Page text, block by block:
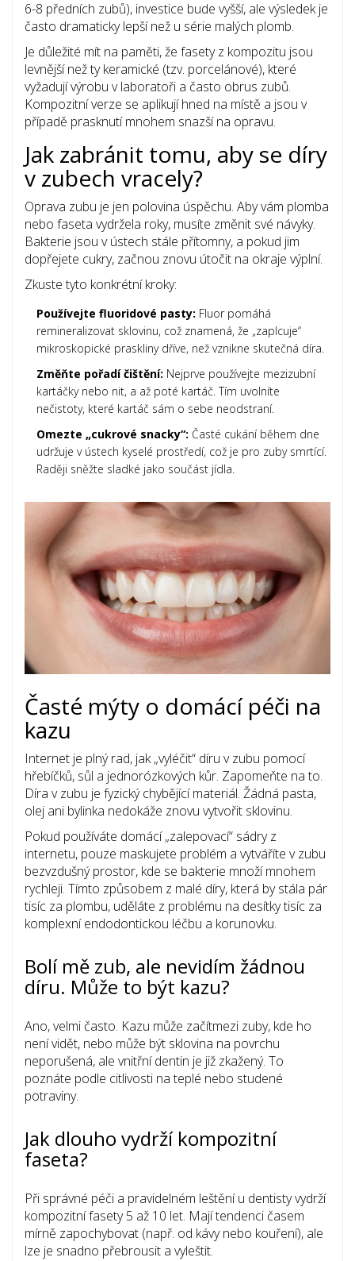
6-8 předních zubů), investice bude vyšší, ale výsledek je
často dramaticky lepší než u série malých plomb.
Je důležité mít na paměti, že fasety z kompozitu jsou
levnější než ty keramické (tzv. porcelánové), které
vyžadují výrobu v laboratoři a často obrus zubů.
Kompozitní verze se aplikují hned na místě a jsou v
případě prasknutí mnohem snazší na opravu.
Jak zabránit tomu, aby se díry
v zubech vracely?
Oprava zubu je jen polovina úspěchu. Aby vám plomba
nebo faseta vydržela roky, musíte změnit své návyky.
Bakterie jsou v ústech stále přítomny, a pokud jim
dopřejete cukry, začnou znovu útočit na okraje výplní.
Zkuste tyto konkrétní kroky:
Používejte fluoridové pasty: Fluor pomáhá
remineralizovat sklovinu, což znamená, že „zaplcuje“
mikroskopické praskliny dříve, než vznikne skutečná díra.
Změňte pořadí čištění: Nejprve používejte mezizubní
kartáčky nebo nit, a až poté kartáč. Tím uvolníte
nečistoty, které kartáč sám o sebe neodstraní.
Omezte „cukrové snacky“: Časté cukání během dne
udržuje v ústech kyselé prostředí, což je pro zuby smrtící.
Raději sněžte sladké jako součást jídla.
Časté mýty o domácí péči na
kazu
Internet je plný rad, jak „vyléčit“ díru v zubu pomocí
hřebíčků, sůl a jednorózkových kůr. Zapomeňte na to.
Díra v zubu je fyzický chybějící materiál. Žádná pasta,
olej ani bylinka nedokáže znovu vytvořit sklovinu.
Pokud používáte domácí „zalepovací“ sádry z
internetu, pouze maskujete problém a vytváříte v zubu
bezvzdušný prostor, kde se bakterie množí mnohem
rychleji. Tímto způsobem z malé díry, která by stála pár
tisíc za plombu, uděláte z problému na desítky tisíc za
komplexní endodontickou léčbu a korunovku.
Bolí mě zub, ale nevidím žádnou
díru. Může to být kazu?
Ano, velmi často. Kazu může začítmezi zuby, kde ho
není vidět, nebo může být sklovina na povrchu
neporušená, ale vnitřní dentin je již zkažený. To
poznáte podle citlivosti na teplé nebo studené
potraviny.
Jak dlouho vydrží kompozitní
faseta?
Při správné péči a pravidelném leštění u dentisty vydrží
kompozitní fasety 5 až 10 let. Mají tendenci časem
mírně zapochybovat (např. od kávy nebo kouření), ale
lze je snadno přebrousit a vyleštit.